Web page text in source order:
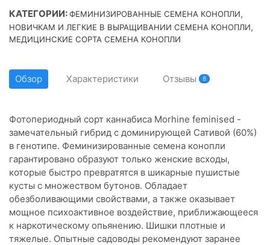
КАТЕГОРИИ:ФЕМИНИЗИРОВАННЫЕ СЕМЕНА КОНОПЛИ,
НОВИЧКАМ И ЛЕГКИЕ В ВЫРАЩИВАНИИ СЕМЕНА КОНОПЛИ,
МЕДИЦИНСКИЕ СОРТА СЕМЕНА КОНОПЛИ
Обзор Характеристики Отзывы 8
Фотопериодный сорт каннабиса Morhine feminised -
замечательный гибрид с доминирующей Сативой (60%)
в генотипе. Феминизированные семена конопли
гарантировано образуют только женские всходы,
которые быстро превратятся в шикарные пушистые
кусты с множеством бутонов. Обладает
обезболивающими свойствами, а также оказывает
мощное психоактивное воздействие, приближающееся
к наркотическому опьянению. Шишки плотные и
тяжелые. Опытные садоводы рекомендуют заранее